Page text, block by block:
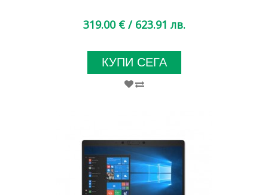
319.00 € / 623.91 лв.
КУПИ СЕГА